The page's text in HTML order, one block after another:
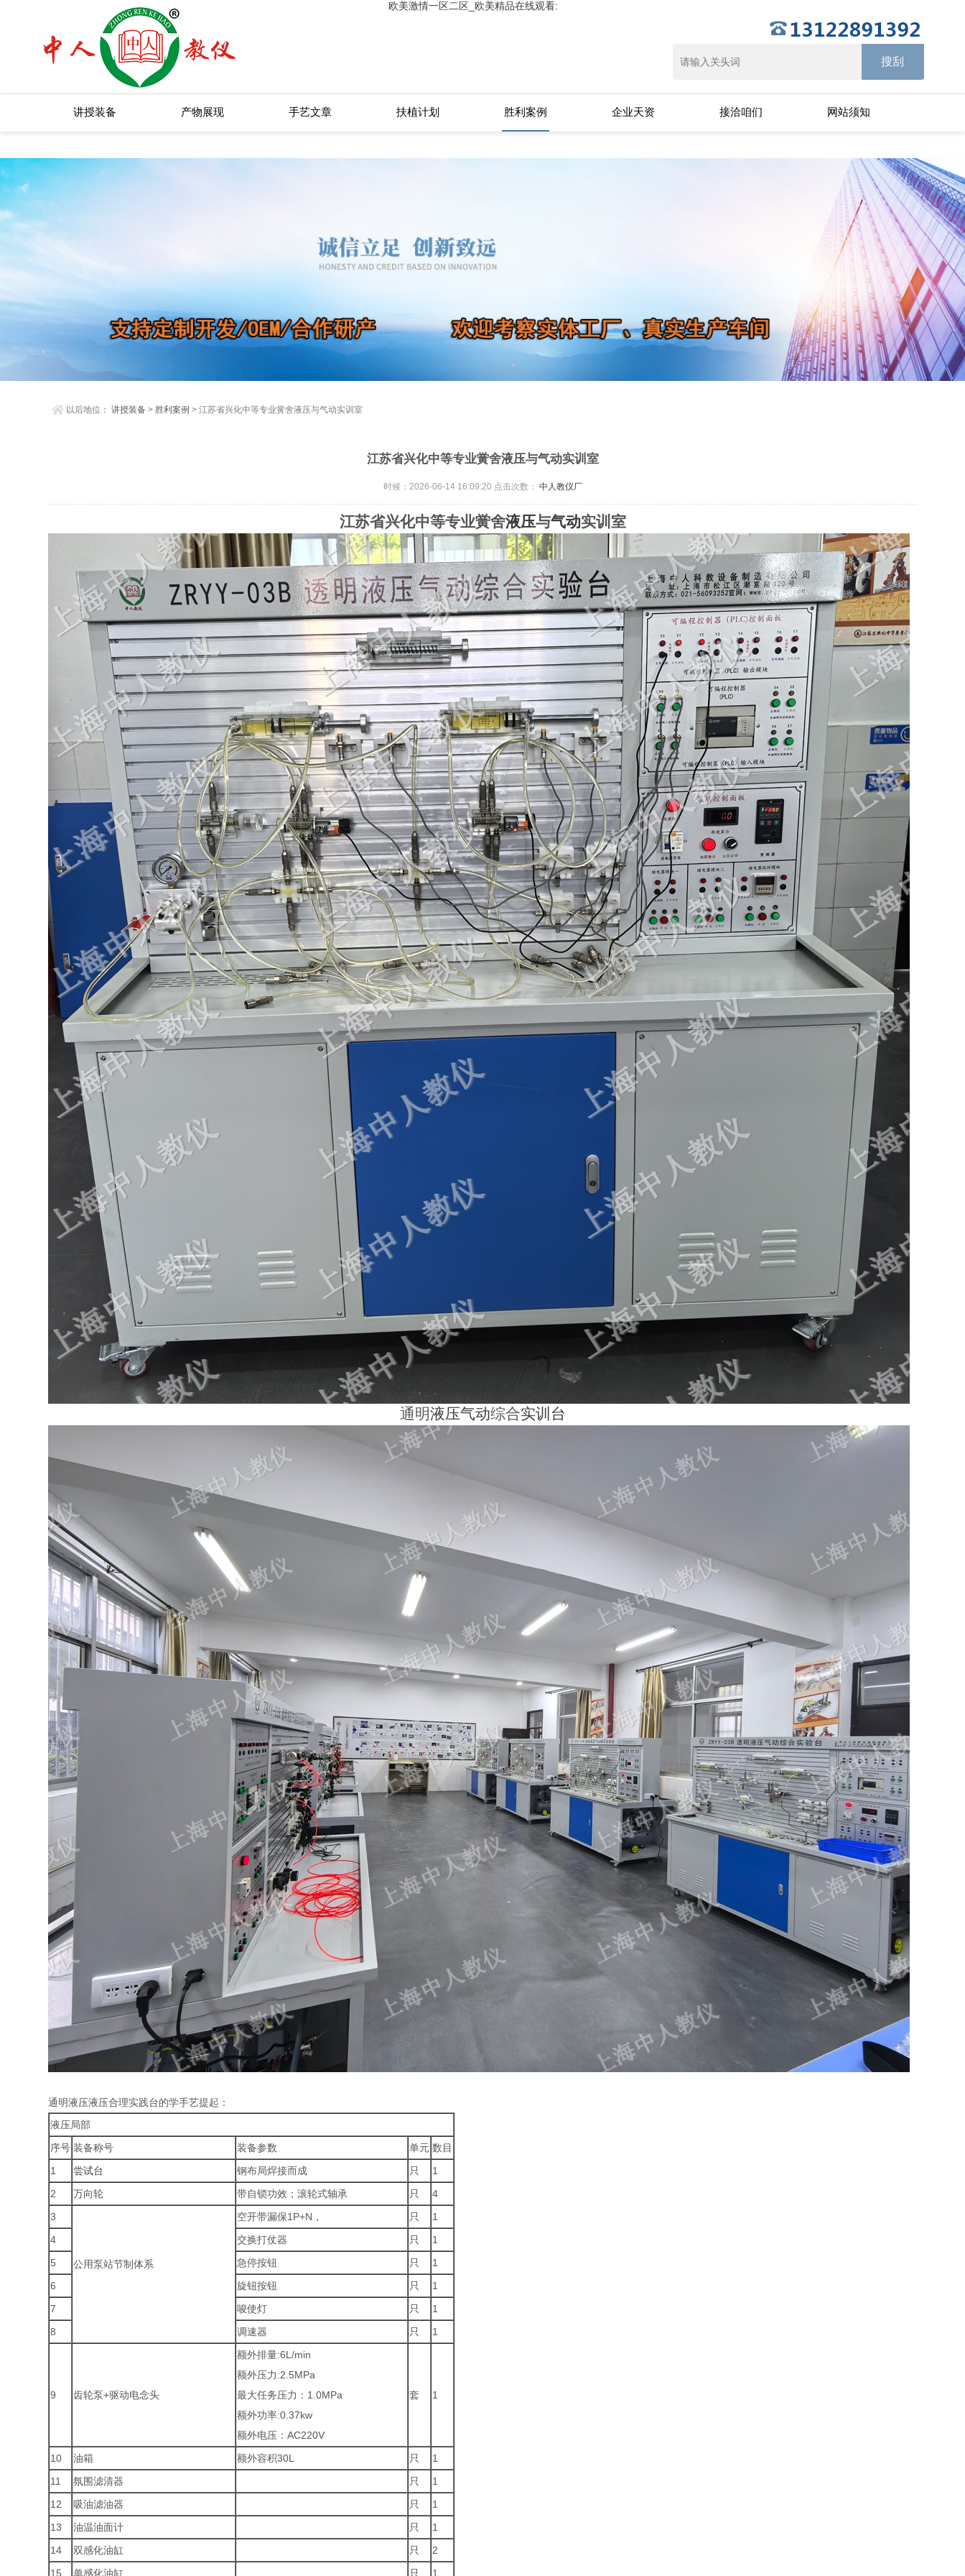
欧美激情一区二区_欧美精品在线观看 欧美激情一区二区_欧美精品在线观看:
讲授装备 产物展现 手艺文章 扶植计划 胜利案例 企业天资 接洽咱们 网站须知
以后地位：讲授装备 > 胜利案例 > 江苏省兴化中等专业黉舍液压与气动实训室
江苏省兴化中等专业黉舍液压与气动实训室
时候：2026-06-14 16:09:20 点击次数： 中人教仪厂
江苏省兴化中等专业黉舍液压与气动实训室
通明液压气动综合实训台
通明液压液压合理实践台的学手艺提起：
液压局部
序号 装备称号 装备参数 单元 数目
1
尝试台 钢布局焊接而成 只
1
2
万向轮 带自锁功效；滚轮式轴承 只
4
3
公用泵站节制体系
空开带漏保1P+N， 只
1
4
交换打仗器 只
1
5
急停按钮 只
1
6
旋钮按钮 只
1
7
唆使灯 只
1
8
调速器 只 1
9 齿轮泵+驱动电念头
额外排量:6L/min
额外压力:2.5MPa
最大任务压力：1.0MPa
额外功率:0.37kw
额外电压：AC220V
套 1
10 油箱 额外容积30L 只
1
11
氛围滤清器 只
1
12
吸油滤油器 只
1
13
油温油面计 只
1
14
双感化油缸 只
2
15
单感化油缸 只 1